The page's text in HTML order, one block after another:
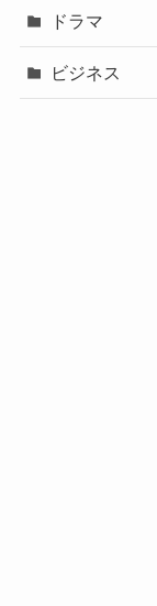
ドラマ
ビジネス